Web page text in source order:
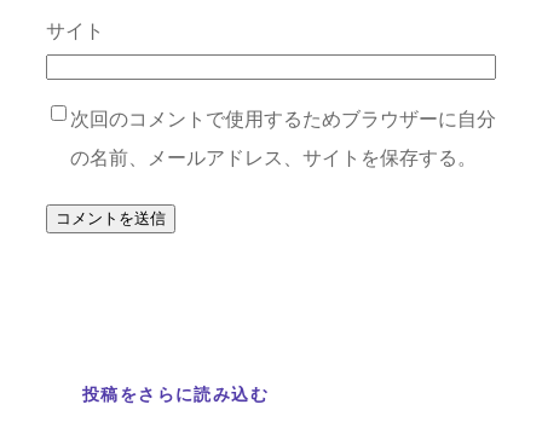
サイト
次回のコメントで使用するためブラウザーに自分
の名前、メールアドレス、サイトを保存する。
投稿をさらに読み込む